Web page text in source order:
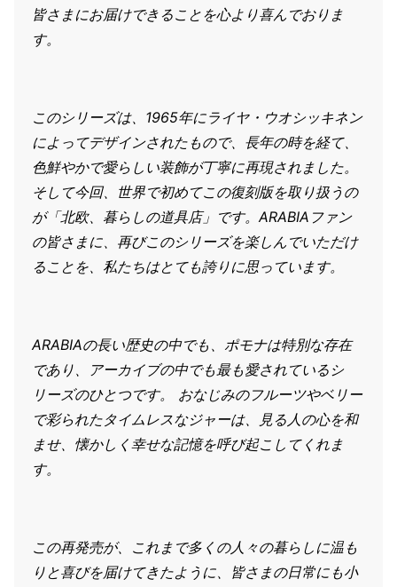
皆さまにお届けできることを心より喜んでおりま
す。
このシリーズは、1965年にライヤ・ウオシッキネン
によってデザインされたもので、長年の時を経て、
色鮮やかで愛らしい装飾が丁寧に再現されました。
そして今回、世界で初めてこの復刻版を取り扱うの
が「北欧、暮らしの道具店」です。ARABIAファン
の皆さまに、再びこのシリーズを楽しんでいただけ
ることを、私たちはとても誇りに思っています。
ARABIAの長い歴史の中でも、ポモナは特別な存在
であり、アーカイブの中でも最も愛されているシ
リーズのひとつです。 おなじみのフルーツやベリー
で彩られたタイムレスなジャーは、見る人の心を和
ませ、懐かしく幸せな記憶を呼び起こしてくれま
す。
この再発売が、これまで多くの人々の暮らしに温も
りと喜びを届けてきたように、皆さまの日常にも小